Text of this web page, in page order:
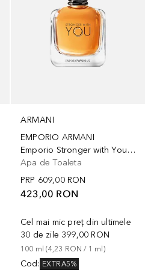
ARMANI
EMPORIO ARMANI
Emporio Stronger with You Eau de Toilette
Apa de Toaleta
PRP 609,00 RON
423,00 RON
Cel mai mic preț din ultimele
30 de zile 399,00 RON
100 ml (4,23 RON / 1 ml )
Cod: EXTRA5%